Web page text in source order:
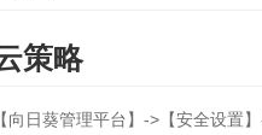
策略
向日葵管理平台】->【安全设置】